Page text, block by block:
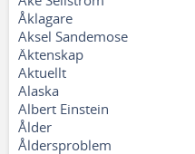
Åklagare
Aksel Sandemose
Äktenskap
Aktuellt
Alaska
Albert Einstein
Ålder
Åldersproblem